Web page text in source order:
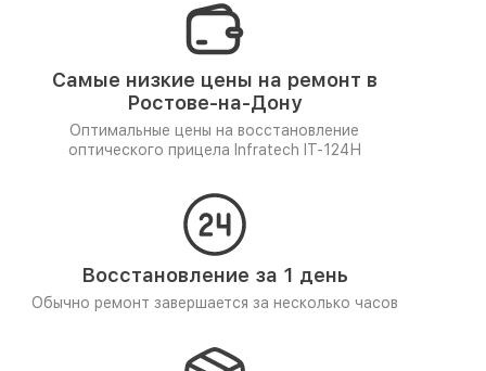
Самые низкие цены на ремонт в
Ростове-на-Дону
Оптимальные цены на восстановление
оптического прицела Infratech IT-124Н
Восстановление за 1 день
Обычно ремонт завершается за несколько часов